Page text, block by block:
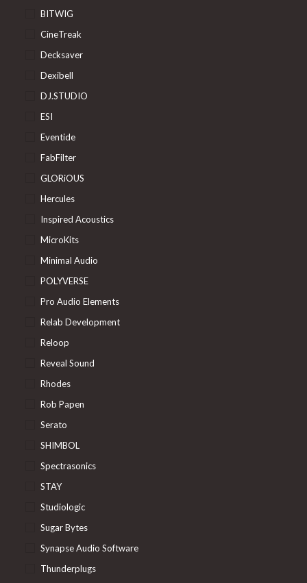
BITWIG
CineTreak
Decksaver
Dexibell
DJ.STUDIO
ESI
Eventide
FabFilter
GLORiOUS
Hercules
Inspired Acoustics
MicroKits
Minimal Audio
POLYVERSE
Pro Audio Elements
Relab Development
Reloop
Reveal Sound
Rhodes
Rob Papen
Serato
SHIMBOL
Spectrasonics
STAY
Studiologic
Sugar Bytes
Synapse Audio Software
Thunderplugs